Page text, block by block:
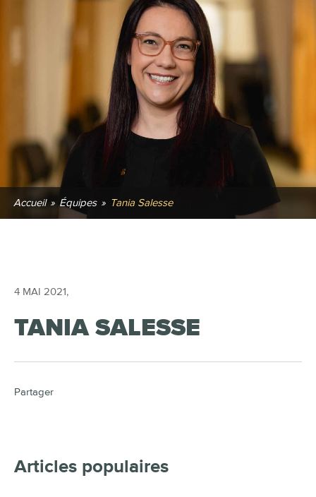
Accueil » Équipes » Tania Salesse
4 MAI 2021 ,
TANIA SALESSE
Partager
Articles populaires